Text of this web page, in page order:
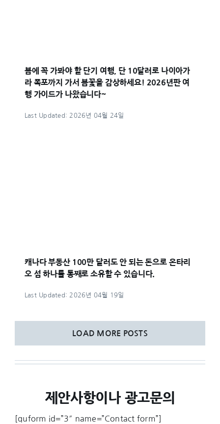
봄에 꼭 가봐야 할 단기 여행, 단 10달러로 나이아가
라 폭포까지 가서 봄꽃을 감상하세요! 2026년판 여
행 가이드가 나왔습니다~
Last Updated: 2026년 04월 24일
캐나다 부동산 100만 달러도 안 되는 돈으로 온타리
오 섬 하나를 통째로 소유할 수 있습니다.
Last Updated: 2026년 04월 19일
LOAD MORE POSTS
제안사항이나 광고문의
[quform id=”3″ name=”Contact form”]